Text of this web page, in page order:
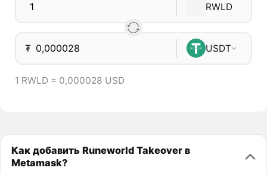
RWLD
₮ USDT
1 RWLD = 0,000028 USD
Как добавить Runeworld Takeover в
Metamask?